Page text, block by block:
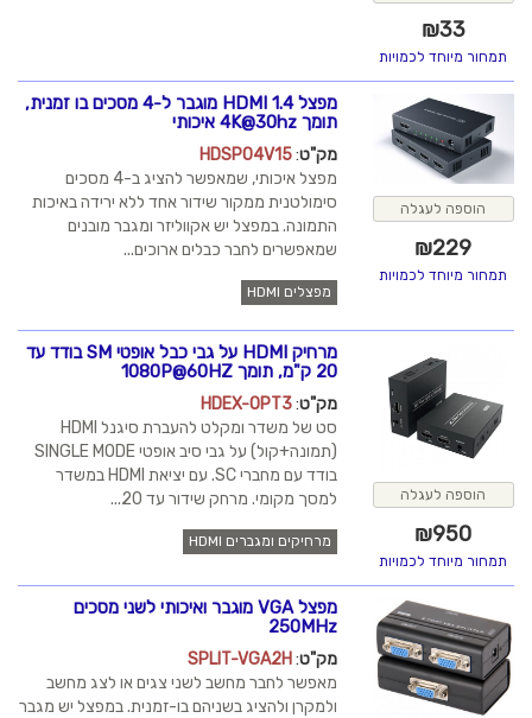
₪33
תמחור מיוחד לכמויות
הוספה לעגלה
₪229
תמחור מיוחד לכמויות
מפצל HDMI 1.4 מוגבר ל-4 מסכים בו זמנית,
תומך 4K@30hz איכותי
מק"ט:
HDSP04V15
מפצל איכותי, שמאפשר להציג ב-4 מסכים
סימולטנית ממקור שידור אחד ללא ירידה באיכות
התמונה. במפצל יש אקווליזר ומגבר מובנים
שמאפשרים לחבר כבלים ארוכים...
מפצלים HDMI
הוספה לעגלה
₪950
תמחור מיוחד לכמויות
מרחיק HDMI על גבי כבל אופטי SM בודד עד
20 ק"מ, תומך 1080P@60HZ
מק"ט:
HDEX-OPT3
סט של משדר ומקלט להעברת סיגנל HDMI
(תמונה+קול) על גבי סיב אופטי SINGLE MODE
בודד עם מחברי SC. עם יציאת HDMI במשדר
למסך מקומי. מרחק שידור עד 20...
מרחיקים ומגברים HDMI
מפצל VGA מוגבר ואיכותי לשני מסכים
250MHz
מק"ט:
SPLIT-VGA2H
מאפשר לחבר מחשב לשני צגים או לצג מחשב
ולמקרן ולהציג בשניהם בו-זמנית. במפצל יש מגבר